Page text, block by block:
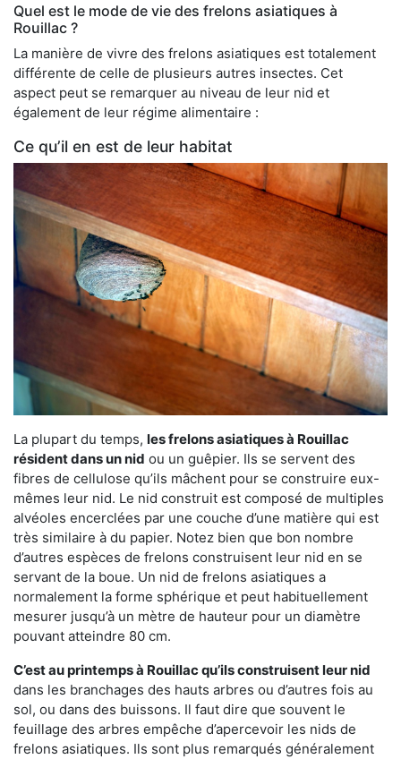
Quel est le mode de vie des frelons asiatiques à
Rouillac ?
La manière de vivre des frelons asiatiques est totalement
différente de celle de plusieurs autres insectes. Cet
aspect peut se remarquer au niveau de leur nid et
également de leur régime alimentaire :
Ce qu’il en est de leur habitat
La plupart du temps, les frelons asiatiques à Rouillac
résident dans un nid ou un guêpier. Ils se servent des
fibres de cellulose qu’ils mâchent pour se construire eux-
mêmes leur nid. Le nid construit est composé de multiples
alvéoles encerclées par une couche d’une matière qui est
très similaire à du papier. Notez bien que bon nombre
d’autres espèces de frelons construisent leur nid en se
servant de la boue. Un nid de frelons asiatiques a
normalement la forme sphérique et peut habituellement
mesurer jusqu’à un mètre de hauteur pour un diamètre
pouvant atteindre 80 cm.
C’est au printemps à Rouillac qu’ils construisent leur nid
dans les branchages des hauts arbres ou d’autres fois au
sol, ou dans des buissons. Il faut dire que souvent le
feuillage des arbres empêche d’apercevoir les nids de
frelons asiatiques. Ils sont plus remarqués généralement